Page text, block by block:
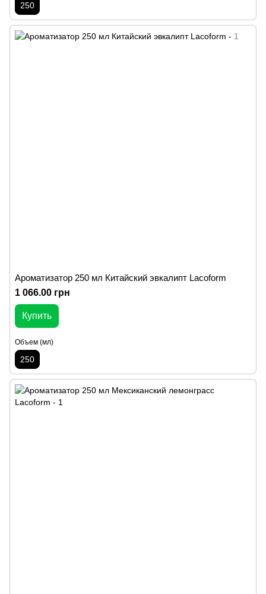
250
Ароматизатор 250 мл Китайский эвкалипт Lacoform
1 066.00 грн
Купить
Объем (мл)
250